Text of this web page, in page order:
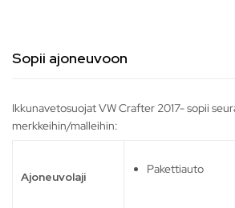
Sopii ajoneuvoon
Ikkunavetosuojat VW Crafter 2017- sopii
merkkeihin/malleihin:
Ajoneuvolaji
Pakettiauto